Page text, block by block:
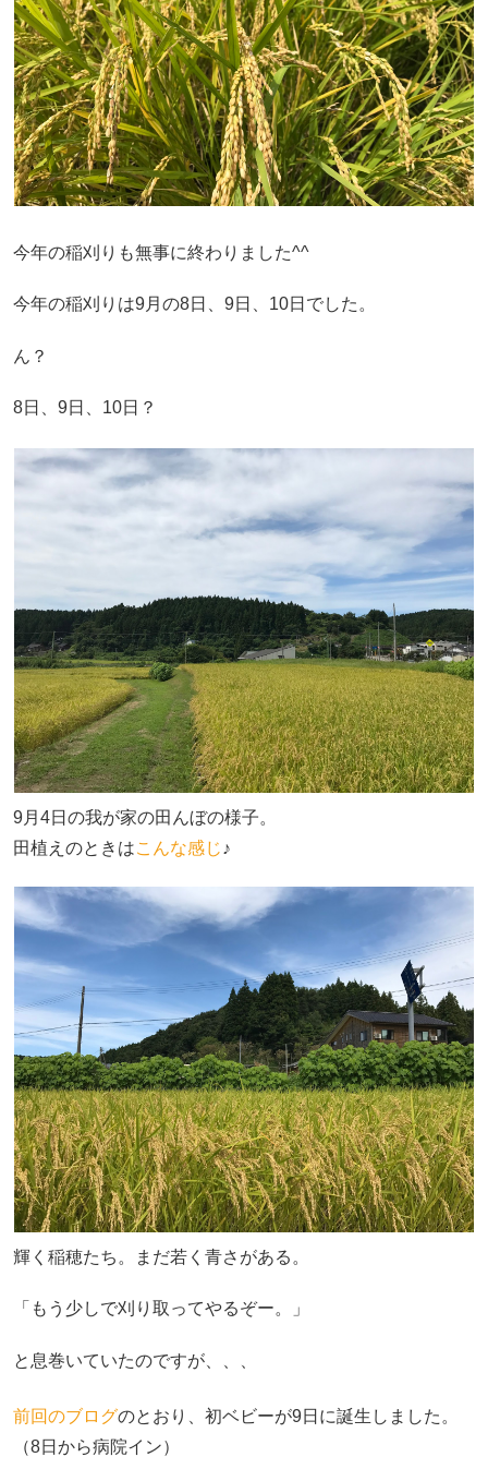
今年の稲刈りも無事に終わりました^^
今年の稲刈りは9月の8日、9日、10日でした。
ん？
8日、9日、10日？
9月4日の我が家の田んぼの様子。
田植えのときはこんな感じ♪
輝く稲穂たち。まだ若く青さがある。
「もう少しで刈り取ってやるぞー。」
と息巻いていたのですが、、、
前回のブログのとおり、初ベビーが9日に誕生しました。
（8日から病院イン）